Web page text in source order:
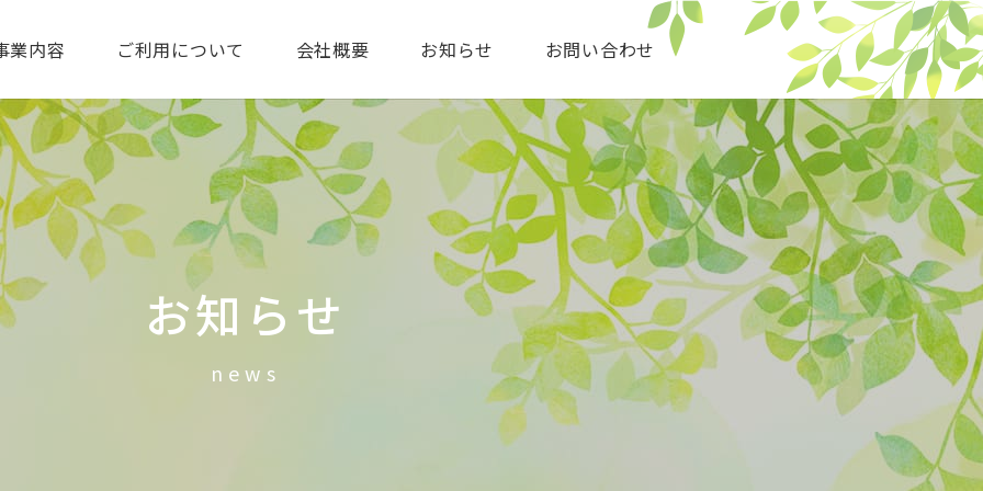
業内容 ご利用について 会社概要 お知らせ お問い合わせ
お知らせ
news